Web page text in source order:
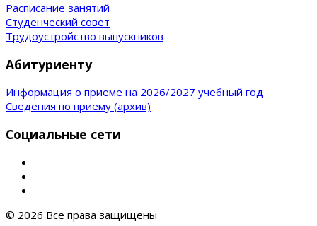
Расписание занятий
Студенческий совет
Трудоустройство выпускников
Абитуриенту
Информация о приеме на 2026/2027 учебный год
Сведения по приему (архив)
Социальные сети
© 2026 Все права защищены